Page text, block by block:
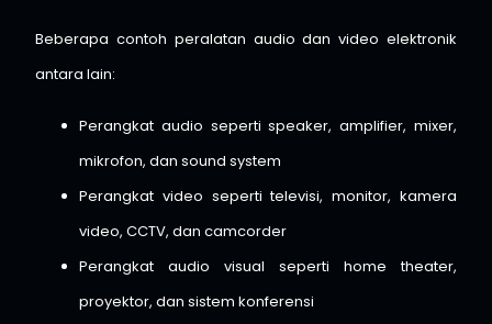
Beberapa contoh peralatan audio dan video elektronik
antara lain:
Perangkat audio seperti speaker, amplifier, mixer,
mikrofon, dan sound system
Perangkat video seperti televisi, monitor, kamera
video, CCTV, dan camcorder
Perangkat audio visual seperti home theater,
proyektor, dan sistem konferensi